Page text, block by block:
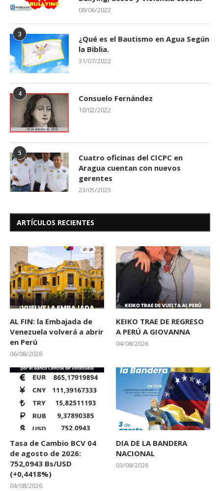
08/06/2022
3
¿Qué es el Bautismo en Agua Según
la Biblia.
31/07/2022
4 Consuelo Fernández
10/02/2022
5
Cuatro oficinas del CICPC en
Aragua cuentan con nuevos
gerentes
23/05/2023
ARTÍCULOS RECIENTES
AL FIN: la Embajada de
Venezuela volverá a abrir
en Perú
06/08/2026
KEIKO TRAE DE REGRESO
A PERÚ A GIOVANNA
04/08/2026
Tasa de Cambio BCV 04
de agosto de 2026:
752,0943 Bs/USD
(+0,4418%)
04/08/2026
DIA DE LA BANDERA
NACIONAL
03/08/2026